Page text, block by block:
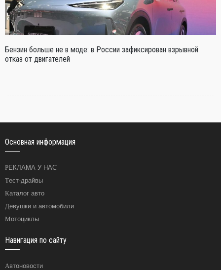
Бензин больше не в моде: в России зафиксирован взрывной
отказ от двигателей
Основная информация
РЕКЛАМА У НАС
Тест-драйвы
Каталог авто
Девушки и автомобили
Мотоциклы
Навигация по сайту
Автоновости